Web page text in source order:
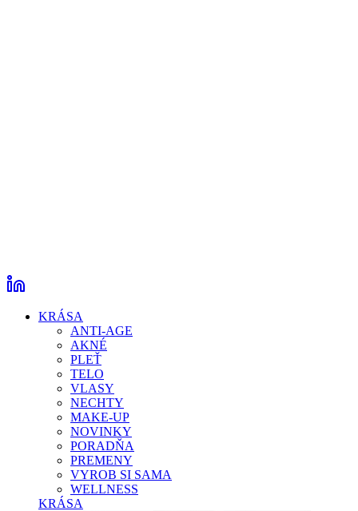
KRÁSA
ANTI-AGE
AKNÉ
PLEŤ
TELO
VLASY
NECHTY
MAKE-UP
NOVINKY
PORADŇA
PREMENY
VYROB SI SAMA
WELLNESS
KRÁSA